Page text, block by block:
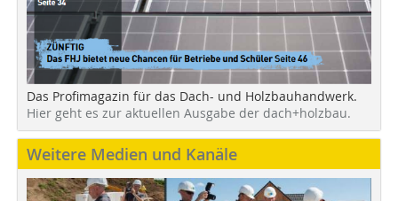
Das Profimagazin für das Dach- und Holzbauhandwerk.
Hier geht es zur aktuellen Ausgabe der dach+holzbau.
Weitere Medien und Kanäle